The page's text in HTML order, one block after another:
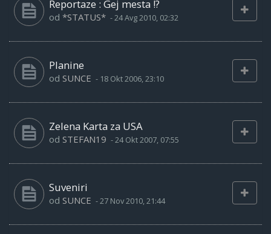
Reportaze : Gej mesta !?
od *STATUS* -24 Avg 2010, 02:32
Planine
od SUNCE - 18 Okt 2006, 23:10
Zelena Karta za USA
od STEFAN19 -24 Okt 2007, 07:55
Suveniri
od SUNCE -27 Nov 2010, 21:44